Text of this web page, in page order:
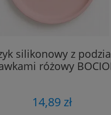
silikonowy z
różowy
14,89 zł